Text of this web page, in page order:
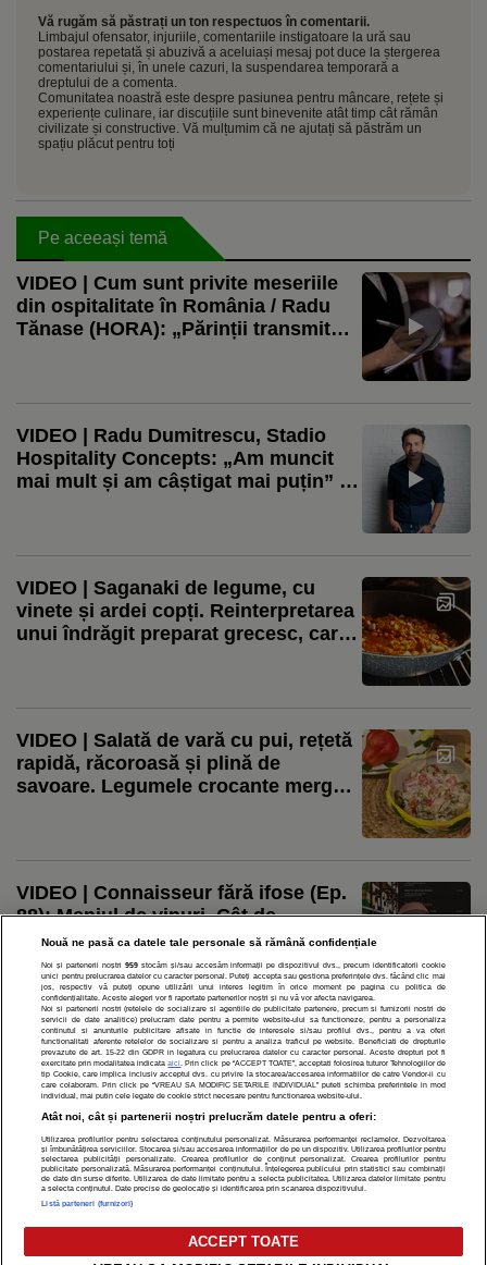
Vă rugăm să păstrați un ton respectuos în comentarii.
Limbajul ofensator, injuriile, comentariile instigatoare la ură sau
postarea repetată și abuzivă a aceluiași mesaj pot duce la ștergerea
comentariului și, în unele cazuri, la suspendarea temporară a
dreptului de a comenta.
Comunitatea noastră este despre pasiunea pentru mâncare, rețete și
experiențe culinare, iar discuțiile sunt binevenite atât timp cât rămân
civilizate și constructive. Vă mulțumim că ne ajutați să păstrăm un
spațiu plăcut pentru toți
Pe aceeași temă
VIDEO | Cum sunt privite meseriile
din ospitalitate în România / Radu
Tănase (HORA): „Părinții transmit
Stadio): „Poți ajunge de la picol la
VIDEO | Radu Dumitrescu, Stadio
Hospitality Concepts: „Am muncit
mai mult și am câștigat mai puțin” /
motivele
VIDEO | Saganaki de legume, cu
vinete și ardei copți. Reinterpretarea
unui îndrăgit preparat grecesc, care
VIDEO | Salată de vară cu pui, rețetă
rapidă, răcoroasă și plină de
savoare. Legumele crocante merg
VIDEO | Connaisseur fără ifose (Ep.
88): Meniul de vinuri. Cât de
important?
POLITICĂ DE CONFIDENȚIALITATE
DESPRE NOI
MODIFICĂ PREFERINȚE COOKIES
Modifică Setările Cookie
copyright © 2026
Citarea se poate face în limita a 250 de semne. Nici o instituţie sau persoană (site-
uri, instituţii mass-media, firme de monitorizare) nu poate reproduce integral
scrierile publicistice purtătoare de Drepturi de Autor.
Decizia ONJN nr. 1598/16.09.2021. Jocurile de noroc sunt interzise minorilor.
Nouă ne pasă ca datele tale personale să rămână confidențiale
Noi și partenerii noștri 959stocăm și/sau accesăm informații pe dispozitivul dvs., precum identificatorii cookie
unici pentru prelucrarea datelor cu caracter personal. Puteți accepta sau gestiona preferințele dvs. făcând clic mai
jos, respectiv vă puteți opune utilizării unui interes legitim în orice moment pe pagina cu politica de
confidențialitate. Aceste alegeri vor fi raportate partenerilor noștri și nu vă vor afecta navigarea.
Noi si partenerii nostri (retelele de socializare si agentiile de publicitate partenere, precum si furnizorii nostri de
servicii de date analitice) prelucram date pentru a permite website-ului sa functioneze, pentru a personaliza
continutul si anunturile publicitare afisate in functie de interesele si/sau profilul dvs., pentru a va oferi
functionalitati aferente retelelor de socializare si pentru a analiza traficul pe website. Beneficiati de drepturile
prevazute de art. 15-22 din GDPR in legatura cu prelucrarea datelor cu caracter personal. Aceste drepturi pot fi
exercitate prin modalitatea indicataaici . Prin click pe “ACCEPT TOATE”, acceptati folosirea tuturor Tehnologiilor de
tip Cookie, care implica inclusiv acceptul dvs. cu privire la stocarea/accesarea informatiilor de catre Vendor-ii cu
care colaboram. Prin click pe “VREAU SA MODIFIC SETARILE INDIVIDUAL” puteti schimba preferintele in mod
individual, mai putin cele legate de cookie strict necesare pentru functionarea website-ului.
Atât noi, cât și partenerii noștri prelucrăm datele pentru a oferi:
Utilizarea profilurilor pentru selectarea conținutului personalizat. Măsurarea performanței reclamelor. Dezvoltarea
și îmbunătățirea serviciilor. Stocarea și/sau accesarea informațiilor de pe un dispozitiv. Utilizarea profilurilor pentru
selectarea publicității personalizate. Crearea profilurilor de conținut personalizat. Crearea profilurilor pentru
publicitate personalizată. Măsurarea performanței conținutului. Înțelegerea publicului prin statistici sau combinații
de date din surse diferite. Utilizarea de date limitate pentru a selecta publicitatea. Utilizarea datelor limitate pentru
a selecta conținutul. Date precise de geolocație și identificarea prin scanarea dispozitivului.
Listă parteneri (furnizori)
ACCEPT TOATE